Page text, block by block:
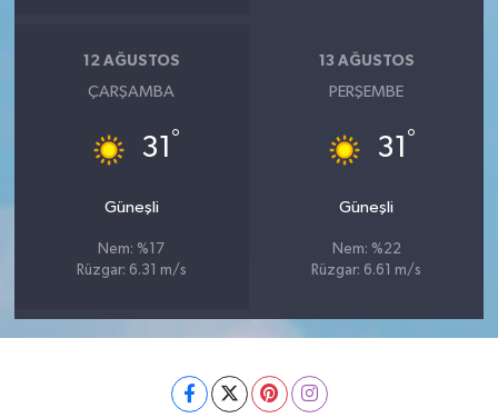
12 AĞUSTOS
ÇARŞAMBA
31 °
Güneşli
Nem: %17
Rüzgar: 6.31 m/s
13 AĞUSTOS
PERŞEMBE
31 °
Güneşli
Nem: %22
Rüzgar: 6.61 m/s